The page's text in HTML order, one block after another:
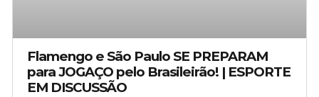
Flamengo e São Paulo SE PREPARAM
para JOGAÇO pelo Brasileirão! | ESPORTE
EM DISCUSSÃO